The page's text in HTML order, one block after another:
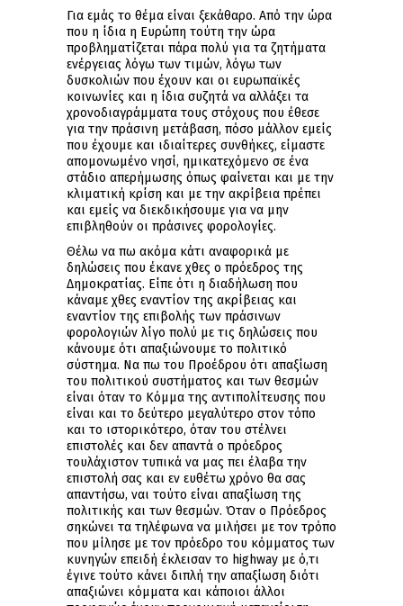
Για εμάς το θέμα είναι ξεκάθαρο. Από την ώρα
που η ίδια η Ευρώπη τούτη την ώρα
προβληματίζεται πάρα πολύ για τα ζητήματα
ενέργειας λόγω των τιμών, λόγω των
δυσκολιών που έχουν και οι ευρωπαϊκές
κοινωνίες και η ίδια συζητά να αλλάξει τα
χρονοδιαγράμματα τους στόχους που έθεσε
για την πράσινη μετάβαση, πόσο μάλλον εμείς
που έχουμε και ιδιαίτερες συνθήκες, είμαστε
απομονωμένο νησί, ημικατεχόμενο σε ένα
στάδιο απερήμωσης όπως φαίνεται και με την
κλιματική κρίση και με την ακρίβεια πρέπει
και εμείς να διεκδικήσουμε για να μην
επιβληθούν οι πράσινες φορολογίες.
Θέλω να πω ακόμα κάτι αναφορικά με
δηλώσεις που έκανε χθες ο πρόεδρος της
Δημοκρατίας. Είπε ότι η διαδήλωση που
κάναμε χθες εναντίον της ακρίβειας και
εναντίον της επιβολής των πράσινων
φορολογιών λίγο πολύ με τις δηλώσεις που
κάνουμε ότι απαξιώνουμε το πολιτικό
σύστημα. Να πω του Προέδρου ότι απαξίωση
του πολιτικού συστήματος και των θεσμών
είναι όταν το Κόμμα της αντιπολίτευσης που
είναι και το δεύτερο μεγαλύτερο στον τόπο
και το ιστορικότερο, όταν του στέλνει
επιστολές και δεν απαντά ο πρόεδρος
τουλάχιστον τυπικά να μας πει έλαβα την
επιστολή σας και εν ευθέτω χρόνο θα σας
απαντήσω, ναι τούτο είναι απαξίωση της
πολιτικής και των θεσμών. Όταν ο Πρόεδρος
σηκώνει τα τηλέφωνα να μιλήσει με τον τρόπο
που μίλησε με τον πρόεδρο του κόμματος των
κυνηγών επειδή έκλεισαν το highway με ό,τι
έγινε τούτο κάνει διπλή την απαξίωση διότι
απαξιώνει κόμματα και κάποιοι άλλοι